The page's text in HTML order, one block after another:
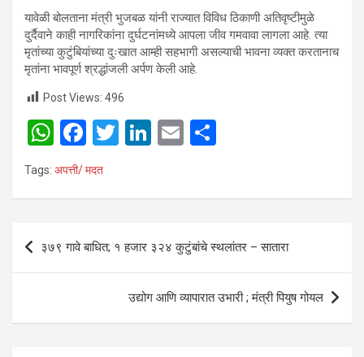
यावेळी बोलताना मंत्री भुजबळ यांनी राज्यात विविध ठिकाणी अतिवृष्टीमुळे
दुर्दैवाने काही नागरिकांना दुर्घटनांमध्ये आपला जीव गमवावा लागला आहे. त्या
मृतांच्या कुटुंबियांच्या दुःखात आम्ही सहभागी असल्याची भावना व्यक्त करतानाच
मृतांना भावपूर्ण श्रद्धांजली अर्पण केली आहे.
Post Views: 496
W
h
A
p
F
a
ce
o
T
Li
n
E
Tags: अपत्ती/ मदत
Post
navigation
३७९ गावे बाधित; १ हजार ३२४ कुटुंबांचे स्थलांतर – सातारा
उद्योग आणि व्यापारात उभारी ; मंत्री पियुष गोयल